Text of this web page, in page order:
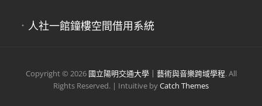
． 人社一館鐘樓空間借用系統
Copyright © 2026 國立陽明交通大學｜藝術與音樂跨域學程. All
Rights Reserved. | Intuitive byCatch Themes